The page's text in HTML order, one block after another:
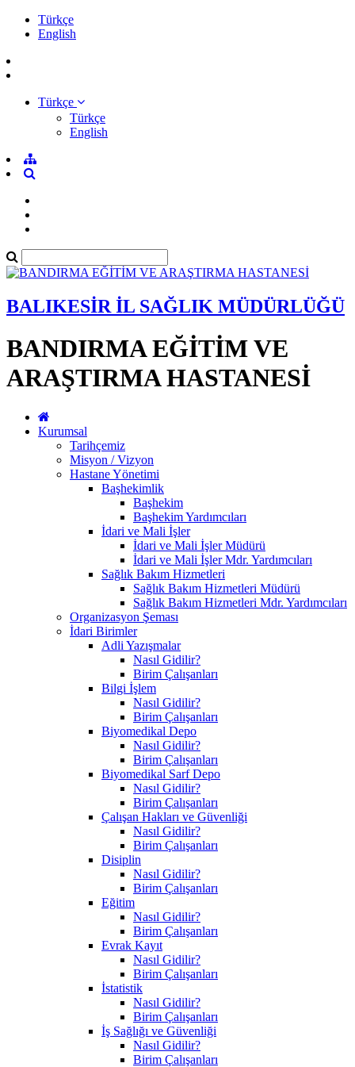
Türkçe
English
Türkçe
Türkçe
English
BALIKESİR İL SAĞLIK MÜDÜRLÜĞÜ
BANDIRMA EĞİTİM VE
ARAŞTIRMA HASTANESİ
Kurumsal
Tarihçemiz
Misyon / Vizyon
Hastane Yönetimi
Başhekimlik
Başhekim
Başhekim Yardımcıları
İdari ve Mali İşler
İdari ve Mali İşler Müdürü
İdari ve Mali İşler Mdr. Yardımcıları
Sağlık Bakım Hizmetleri
Sağlık Bakım Hizmetleri Müdürü
Sağlık Bakım Hizmetleri Mdr. Yardımcıları
Organizasyon Şeması
İdari Birimler
Adli Yazışmalar
Nasıl Gidilir?
Birim Çalışanları
Bilgi İşlem
Nasıl Gidilir?
Birim Çalışanları
Biyomedikal Depo
Nasıl Gidilir?
Birim Çalışanları
Biyomedikal Sarf Depo
Nasıl Gidilir?
Birim Çalışanları
Çalışan Hakları ve Güvenliği
Nasıl Gidilir?
Birim Çalışanları
Disiplin
Nasıl Gidilir?
Birim Çalışanları
Eğitim
Nasıl Gidilir?
Birim Çalışanları
Evrak Kayıt
Nasıl Gidilir?
Birim Çalışanları
İstatistik
Nasıl Gidilir?
Birim Çalışanları
İş Sağlığı ve Güvenliği
Nasıl Gidilir?
Birim Çalışanları